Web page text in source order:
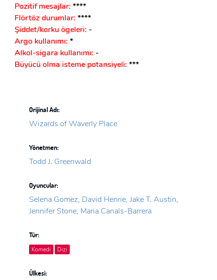
Pozitif mesajlar: ****
Flörtöz durumlar: ****
Şiddet/korku ögeleri: -
Argo kullanımı: *
Alkol-sigara kullanımı: -
Büyücü olma isteme potansiyeli: ***
Orijinal Adı:
Wizards of Waverly Place
Yönetmen:
Todd J. Greenwald
Oyuncular:
Selena Gomez, David Henrie, Jake T. Austin,
Jennifer Stone, Maria Canals-Barrera
Tür:
Komedi Dizi
Ülkesi: